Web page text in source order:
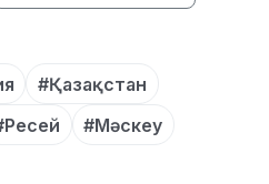
#Қазақстан
#Мәскеу